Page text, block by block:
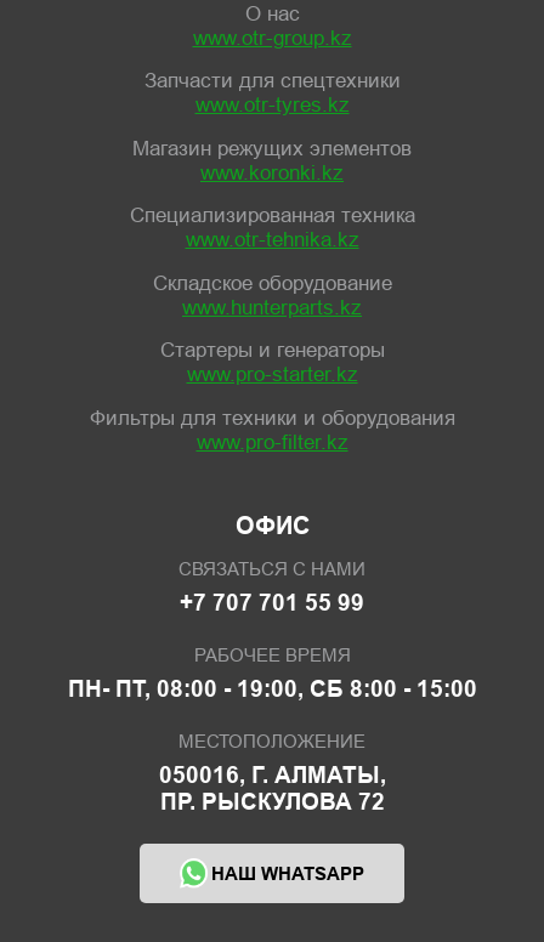
О нас
www.otr-group.kz
Запчасти для спецтехники
www.otr-tyres.kz
Магазин режущих элементов
www.koronki.kz
Специализированная техника
www.otr-tehnika.kz
Складское оборудование
www.hunterparts.kz
Стартеры и генераторы
www.pro-starter.kz
Фильтры для техники и оборудования
www.pro-filter.kz
ОФИС
СВЯЗАТЬСЯ С НАМИ
+7 707 701 55 99
РАБОЧЕЕ ВРЕМЯ
ПН- ПТ, 08:00 - 19:00, СБ 8:00 - 15:00
МЕСТОПОЛОЖЕНИЕ
050016, Г. АЛМАТЫ,
ПР. РЫСКУЛОВА 72
НАШ WHATSAPP